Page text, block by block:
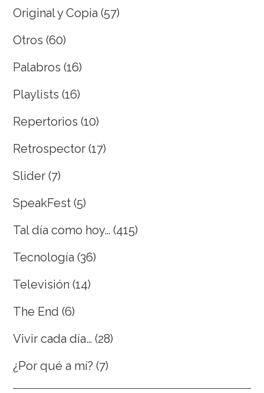
Original y Copia (57)
Otros (60)
Palabros (16)
Playlists (16)
Repertorios (10)
Retrospector (17)
Slider (7)
SpeakFest (5)
Tal día como hoy… (415)
Tecnología (36)
Televisión (14)
The End (6)
Vivir cada día… (28)
¿Por qué a mí? (7)